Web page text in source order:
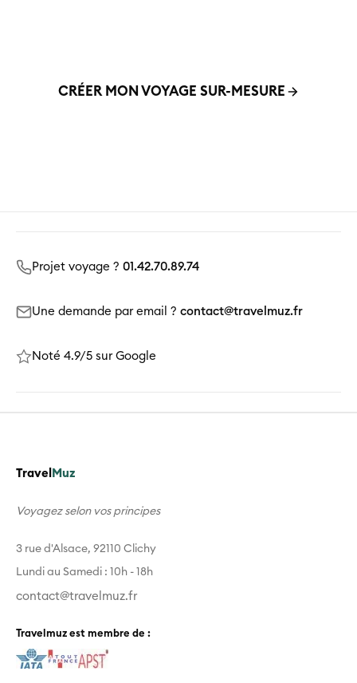
CRÉER MON VOYAGE SUR-MESURE
Projet voyage ? 01.42.70.89.74
Une demande par email ? contact@travelmuz.fr
Noté 4.9/5 sur Google
Travel Muz
Voyagez selon vos principes
3 rue d'Alsace, 92110 Clichy
Lundi au Samedi : 10h - 18h
contact@travelmuz.fr
Travelmuz est membre de :